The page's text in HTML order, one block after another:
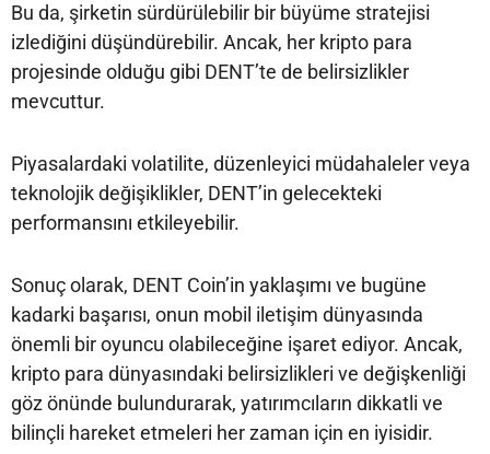
Bu da, şirketin sürdürülebilir bir büyüme stratejisi
izlediğini düşündürebilir. Ancak, her kripto para
projesinde olduğu gibi DENT’te de belirsizlikler
mevcuttur.
Piyasalardaki volatilite, düzenleyici müdahaleler veya
teknolojik değişiklikler, DENT’in gelecekteki
performansını etkileyebilir.
Sonuç olarak, DENT Coin’in yaklaşımı ve bugüne
kadarki başarısı, onun mobil iletişim dünyasında
önemli bir oyuncu olabileceğine işaret ediyor. Ancak,
kripto para dünyasındaki belirsizlikleri ve değişkenliği
göz önünde bulundurarak, yatırımcıların dikkatli ve
bilinçli hareket etmeleri her zaman için en iyisidir.